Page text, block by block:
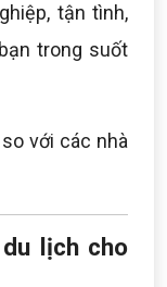
tận tình,
trong suốt
với các nhà
lịch cho